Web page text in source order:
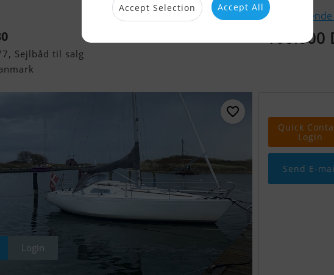
Sejlbåd til salg
100.000
Login
Quick
Login
Send E-
Accept Selection Accept All